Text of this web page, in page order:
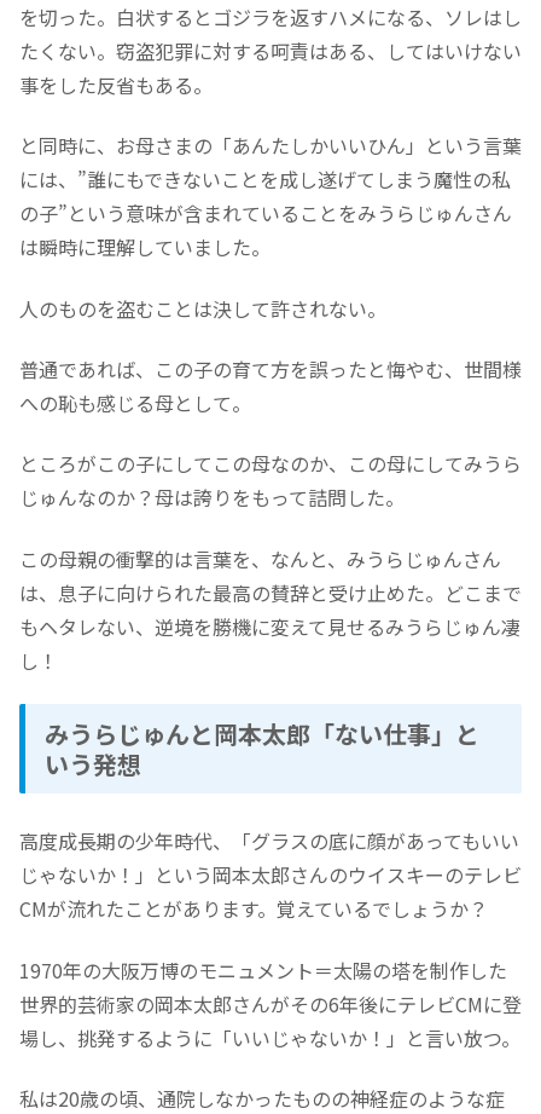
を切った。白状するとゴジラを返すハメになる、ソレはし
たくない。窃盗犯罪に対する呵責はある、してはいけない
事をした反省もある。
と同時に、お母さまの「あんたしかいいひん」という言葉
には、”誰にもできないことを成し遂げてしまう魔性の私
の子”という意味が含まれていることをみうらじゅんさん
は瞬時に理解していました。
人のものを盗むことは決して許されない。
普通であれば、この子の育て方を誤ったと悔やむ、世間様
への恥も感じる母として。
ところがこの子にしてこの母なのか、この母にしてみうら
じゅんなのか？母は誇りをもって詰問した。
この母親の衝撃的は言葉を、なんと、みうらじゅんさん
は、息子に向けられた最高の賛辞と受け止めた。どこまで
もヘタレない、逆境を勝機に変えて見せるみうらじゅん凄
し！
みうらじゅんと岡本太郎「ない仕事」と
いう発想
高度成長期の少年時代、「グラスの底に顔があってもいい
じゃないか！」という岡本太郎さんのウイスキーのテレビ
CMが流れたことがあります。覚えているでしょうか？
1970年の大阪万博のモニュメント＝太陽の塔を制作した
世界的芸術家の岡本太郎さんがその6年後にテレビCMに登
場し、挑発するように「いいじゃないか！」と言い放つ。
私は20歳の頃、通院しなかったものの神経症のような症